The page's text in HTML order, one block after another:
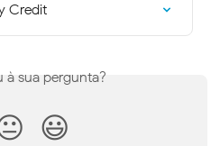
Credit
à sua pergunta?
😃